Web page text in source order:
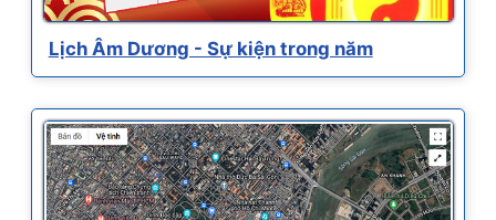
Lịch Âm Dương - Sự kiện trong năm